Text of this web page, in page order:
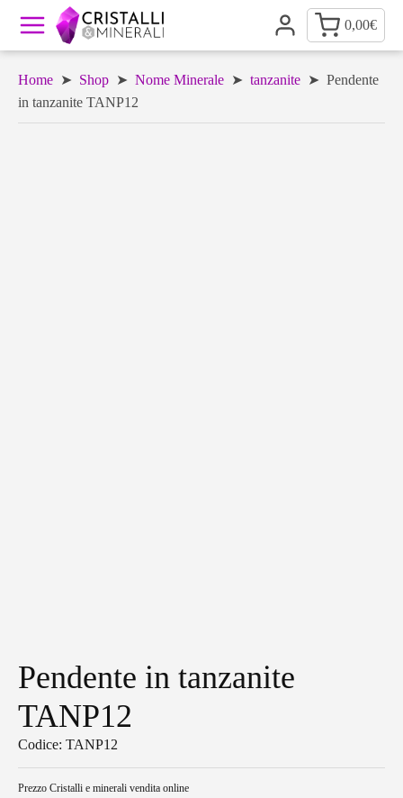
0,00€
Home ➤ Shop ➤ Nome Minerale ➤ tanzanite ➤ Pendente
in tanzanite TANP12
Pendente in tanzanite
TANP12
Codice: TANP12
Prezzo Cristalli e minerali vendita online